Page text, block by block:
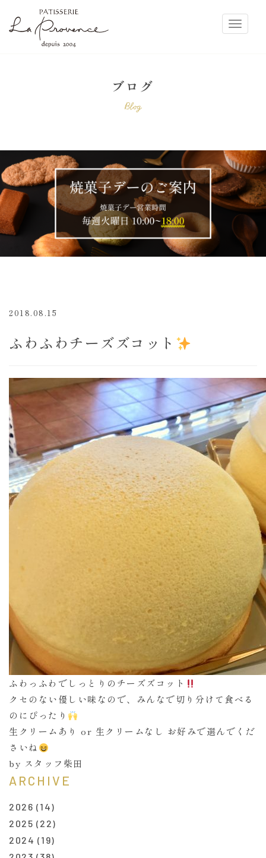
ブログ
Blog
2018.08.15
ふわふわチーズズコット
ふわっふわでしっとりのチーズズコット
クセのない優しい味なので、みんなで切り分けて食べる
のにぴったり
生クリームあり or 生クリームなし お好みで選んでくだ
さいね
by スタッフ柴田
ARCHIVE
2026 (14)
2025 (22)
2024 (19)